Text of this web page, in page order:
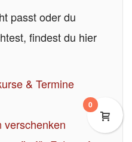
passt oder du
findest du hier
& Termine
verschenken
0